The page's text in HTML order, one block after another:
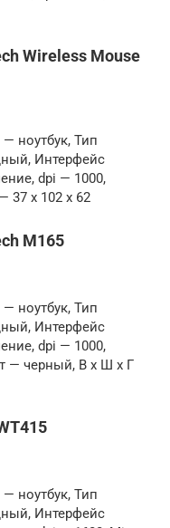
Wireless Mouse
ноутбук, Тип
Интерфейс
dpi — 1000,
37 x 102 x 62
M165
ноутбук, Тип
Интерфейс
dpi — 1000,
— черный, В x Ш x Г
ноутбук, Тип
Интерфейс